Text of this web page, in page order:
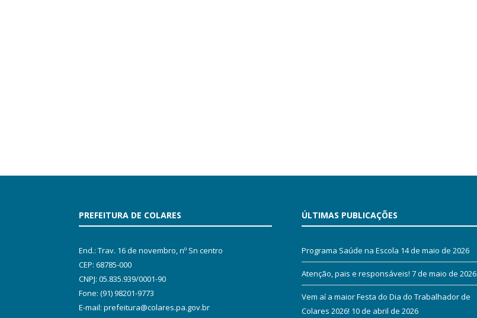
PREFEITURA DE COLARES
End.: Trav. 16 de novembro, nº Sn centro
CEP: 68785-000
CNPJ: 05.835.939/0001-90
Fone: (91) 98201-9773
E-mail: prefeitura@colares.pa.gov.br
ÚLTIMAS PUBLICAÇÕES
Programa Saúde na Escola 14 de maio de 2026
Atenção, pais e responsáveis! 7 de maio de 2026
Vem aí a maior Festa do Dia do Trabalhador de
Colares 2026! 10 de abril de 2026